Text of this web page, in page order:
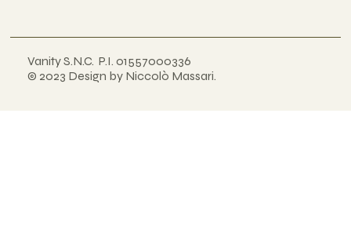
Vanity S.N.C. P.I. 01557000336
© 2023 Design by Niccolò Massari.